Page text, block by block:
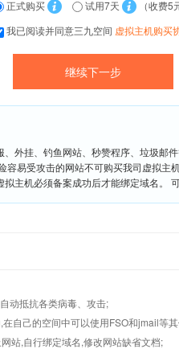
正式购买 试用7天
（收费5
我已阅读并同意三九空间 虚拟主机购买
外挂、钓鱼网站、秒赞程序、垃圾
易受攻击的网站不可购买我司虚拟主
拟主机必须备案成功后才能绑定域名。
动抵抗各类病毒、攻击;
自己的空间中可以使用FSO和jmail等
站,自行绑定域名,修改网站缺省文档;